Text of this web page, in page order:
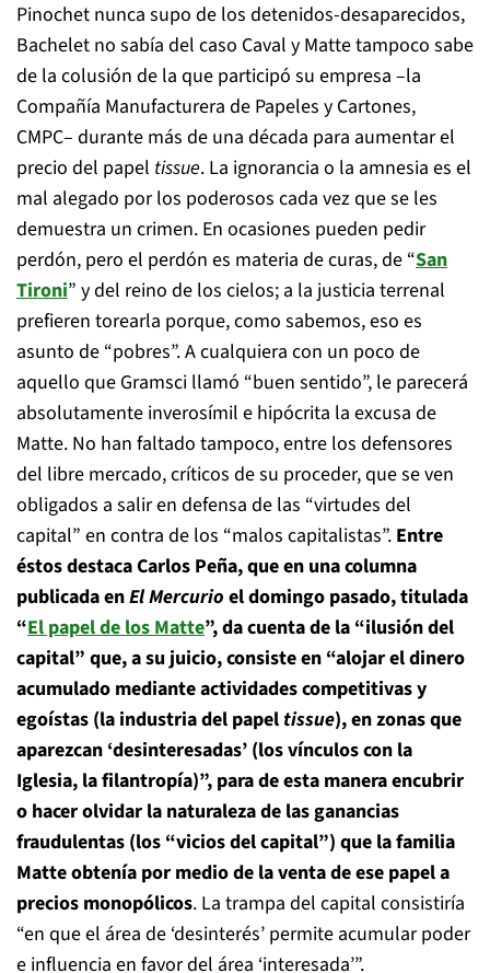
Pinochet nunca supo de los detenidos-desaparecidos,
Bachelet no sabía del caso Caval y Matte tampoco sabe
de la colusión de la que participó su empresa –la
Compañía Manufacturera de Papeles y Cartones,
CMPC– durante más de una década para aumentar el
precio del papel tissue. La ignorancia o la amnesia es el
mal alegado por los poderosos cada vez que se les
demuestra un crimen. En ocasiones pueden pedir
perdón, pero el perdón es materia de curas, de “San
Tironi” y del reino de los cielos; a la justicia terrenal
prefieren torearla porque, como sabemos, eso es
asunto de “pobres”. A cualquiera con un poco de
aquello que Gramsci llamó “buen sentido”, le parecerá
absolutamente inverosímil e hipócrita la excusa de
Matte. No han faltado tampoco, entre los defensores
del libre mercado, críticos de su proceder, que se ven
obligados a salir en defensa de las “virtudes del
capital” en contra de los “malos capitalistas”. Entre
éstos destaca Carlos Peña, que en una columna
publicada enEl Mercurio el domingo pasado, titulada
“El papel de los Matte”, da cuenta de la “ilusión del
capital” que, a su juicio, consiste en “alojar el dinero
acumulado mediante actividades competitivas y
egoístas (la industria del papel tissue), en zonas que
aparezcan ‘desinteresadas’ (los vínculos con la
Iglesia, la filantropía)”, para de esta manera encubrir
o hacer olvidar la naturaleza de las ganancias
fraudulentas (los “vicios del capital”) que la familia
Matte obtenía por medio de la venta de ese papel a
precios monopólicos. La trampa del capital consistiría
“en que el área de ‘desinterés’ permite acumular poder
e influencia en favor del área ‘interesada’”.